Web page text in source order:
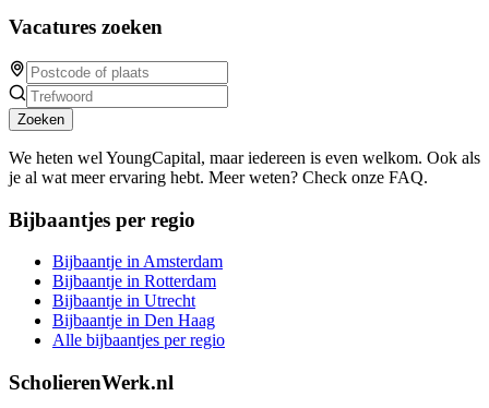
Vacatures zoeken
Zoeken
We heten wel YoungCapital, maar iedereen is even welkom. Ook als
je al wat meer ervaring hebt. Meer weten? Check onze FAQ.
Bijbaantjes per regio
Bijbaantje in Amsterdam
Bijbaantje in Rotterdam
Bijbaantje in Utrecht
Bijbaantje in Den Haag
Alle bijbaantjes per regio
ScholierenWerk.nl